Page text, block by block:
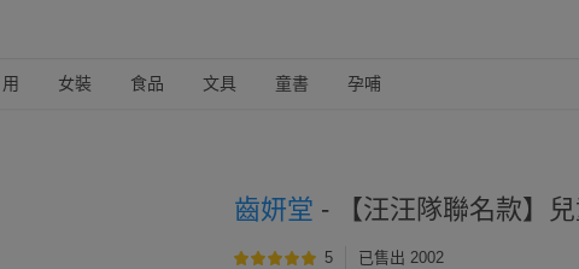
女裝 食品 文具 童書 孕哺
齒妍堂 - 【汪汪隊聯名款】
5 已售出 2002